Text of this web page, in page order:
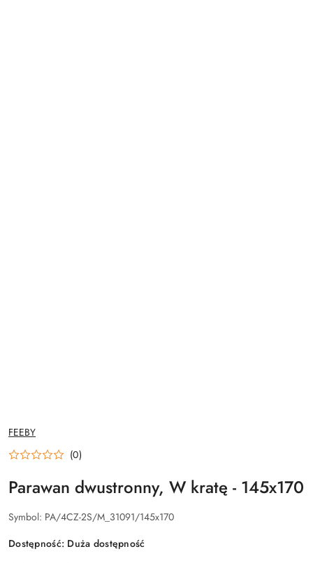
NAZWA
PRODUCENTA:
FEEBY
(0)
Parawan dwustronny, W kratę - 145x170
Symbol: PA/4CZ-2S/M_31091/145x170
Dostępność: Duża dostępność